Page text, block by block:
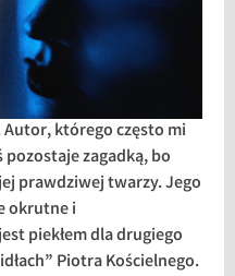
którego często mi
zagadką, bo
prawdziwej twarzy. Jego
okrutne i
piekłem dla drugiego
Piotra Kościelnego.